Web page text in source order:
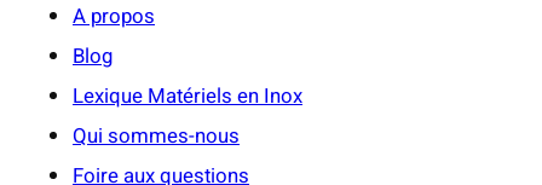
A propos
Blog
Lexique Matériels en Inox
Qui sommes-nous
Foire aux questions